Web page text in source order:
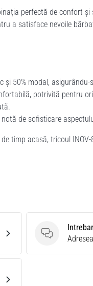
perfectă de confort
a satisface nevoile
și 50% modal,
potrivită pentru
de sofisticare
timp acasă, tricoul
Intrebari